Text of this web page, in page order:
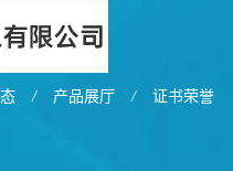
/ 产品展厅 / 证书荣誉